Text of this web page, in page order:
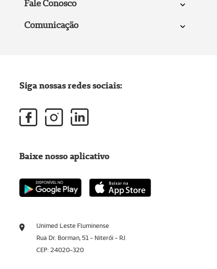
Fale Conosco
Comunicação
Unimed Leste Fluminense
Rua Dr. Borman, 51 - Niterói - RJ
CEP: 24020-320
Siga nossas redes sociais:
Baixe nosso aplicativo